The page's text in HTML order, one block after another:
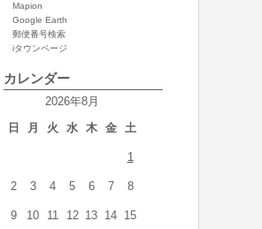
Mapion
Google Earth
郵便番号検索
iタウンページ
カレンダー
2026年8月
日
月 火 水 木 金 土
1
2 3 4 5 6 7 8
9 10 11 12 13 14 15